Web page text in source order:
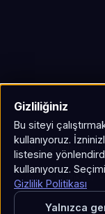
© 2026
Gizlilik Politikası
Gizliliğiniz
Bu siteyi
kullanıyoruz.
listesine
kullanıyoruz.
Gizlilik Politikası
Yalnızca